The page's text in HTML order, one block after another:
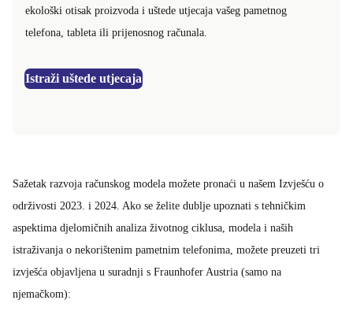
ekološki otisak proizvoda i uštede utjecaja vašeg pametnog
telefona, tableta ili prijenosnog računala.
Istraži uštede utjecaja
Sažetak razvoja računskog modela možete pronaći u našem Izvješću o
održivosti 2023. i 2024. Ako se želite dublje upoznati s tehničkim
aspektima djelomičnih analiza životnog ciklusa, modela i naših
istraživanja o nekorištenim pametnim telefonima, možete preuzeti tri
izvješća objavljena u suradnji s Fraunhofer Austria (samo na
njemačkom):